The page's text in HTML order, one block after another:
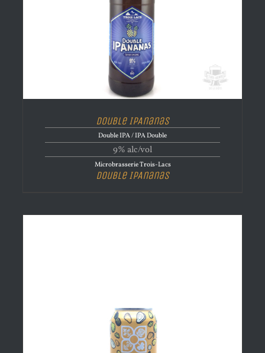
Double IPAnanas
Double IPA / IPA Double
9% alc/vol
Microbrasserie Trois-Lacs
Double IPAnanas